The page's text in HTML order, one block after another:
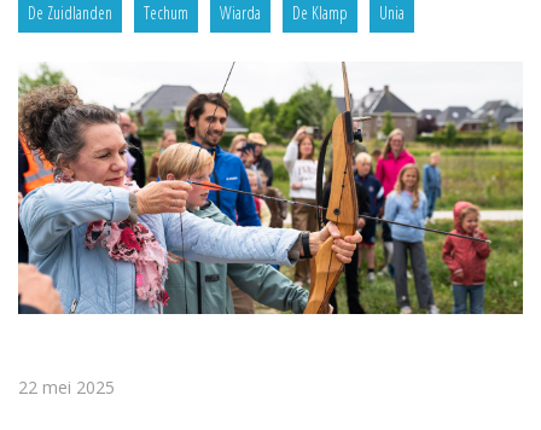
De Zuidlanden Techum Wiarda De Klamp Unia
22 mei 2025